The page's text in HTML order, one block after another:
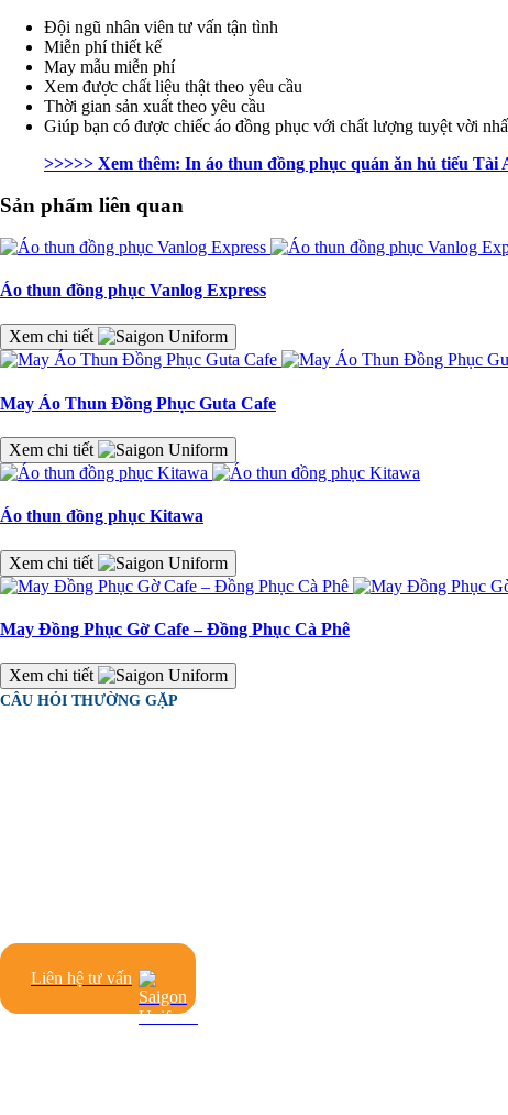
Đội ngũ nhân viên tư vấn tận tình
Miễn phí thiết kế
May mẫu miễn phí
Xem được chất liệu thật theo yêu cầu
Thời gian sản xuất theo yêu cầu
Giúp bạn có được chiếc áo đồng phục với chất lượng tuyệt vời
>>>>> Xem thêm: In áo thun đồng phục quán ăn hủ tiếu
Sản phẩm liên quan
Áo thun đồng phục Vanlog Express
Xem chi tiết
May Áo Thun Đồng Phục Guta Cafe
Xem chi tiết
Áo thun đồng phục Kitawa
Xem chi tiết
May Đồng Phục Gờ Cafe – Đồng Phục Cà Phê
Xem chi tiết
CÂU HỎI THƯỜNG GẶP
Liên hệ tư vấn